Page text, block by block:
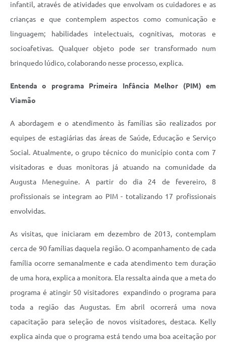
infantil, através de atividades que envolvam os cuidadores e as
crianças e que contemplem aspectos como comunicação e
linguagem; habilidades intelectuais, cognitivas, motoras e
socioafetivas. Qualquer objeto pode ser transformado num
brinquedo lúdico, colaborando nesse processo, explica.
Entenda o programa Primeira Infância Melhor (PIM) em
Viamão
A abordagem e o atendimento às famílias são realizados por
equipes de estagiárias das áreas de Saúde, Educação e Serviço
Social. Atualmente, o grupo técnico do município conta com 7
visitadoras e duas monitoras já atuando na comunidade da
Augusta Meneguine. A partir do dia 24 de fevereiro, 8
profissionais se integram ao PIM - totalizando 17 profissionais
envolvidas.
As visitas, que iniciaram em dezembro de 2013, contemplam
cerca de 90 famílias daquela região. O acompanhamento de cada
família ocorre semanalmente e cada atendimento tem duração
de uma hora, explica a monitora. Ela ressalta ainda que a meta do
programa é atingir 50 visitadores  expandindo o programa para
toda a região das Augustas. Em abril ocorrerá uma nova
capacitação para seleção de novos visitadores, destaca. Kelly
explica ainda que o programa está tendo uma boa aceitação por